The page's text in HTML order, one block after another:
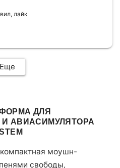
лайк
Еще
ДЛЯ
АВИАСИМУЛЯТОРА
моушн-
свободы,